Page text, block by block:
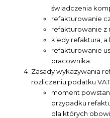
świadczenia
refakturowanie
refakturowanie z
kiedy refaktura,
refakturowanie
pracownika.
Zasady wykazywania
rozliczeniu podatku
moment
przypadku
dla których